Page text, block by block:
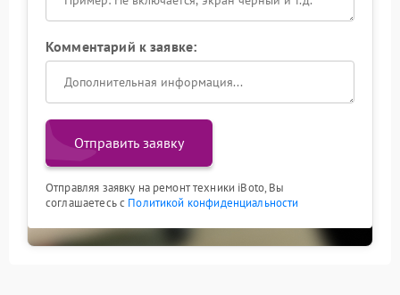
Комментарий к заявке:
Отправить заявку
Отправляя заявку на ремонт техники iBoto, Вы
соглашаетесь с Политикой конфиденциальности